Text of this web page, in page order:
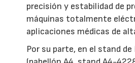
precisión y estabilidad de
máquinas totalmente
aplicaciones médicas de
Por su parte, en el stand de